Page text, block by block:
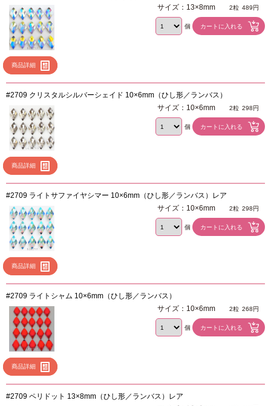
商品詳細
サイズ：13×8mm 2粒 489円
個
#2709 クリスタルシルバーシェイド 10×6mm（ひし形／ランバス）
商品詳細
サイズ：10×6mm 2粒 298円
個
#2709 ライトサファイヤシマー 10×6mm（ひし形／ランバス）レア
商品詳細
サイズ：10×6mm 2粒 298円
個
#2709 ライトシャム 10×6mm（ひし形／ランバス）
商品詳細
サイズ：10×6mm 2粒 268円
個
#2709 ペリドット 13×8mm（ひし形／ランバス）レア